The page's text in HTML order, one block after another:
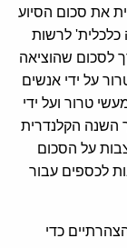
את סכום הסיוע
כלכלית' לרשות
לסכום שהוציאה
על ידי אנשים
טרור ועל ידי
השנה הקלנדרית
על הסכום
ההתחייבות לכספים עבור
כדי